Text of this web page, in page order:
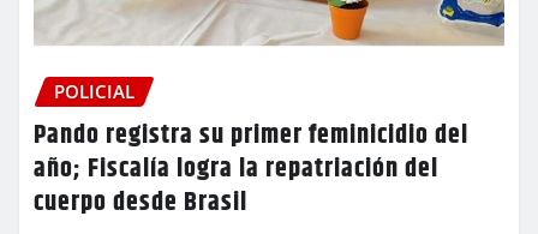
POLICIAL
Pando registra su primer feminicidio del
año; Fiscalía logra la repatriación del
cuerpo desde Brasil